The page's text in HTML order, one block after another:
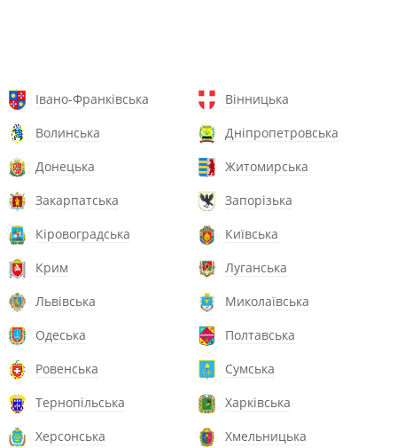
Івано-Франківська
Вінницька
Волинська
Дніпропетровська
Донецька
Житомирська
Закарпатська
Запорізька
Кіровоградська
Київська
Крим
Луганська
Львівська
Миколаївська
Одеська
Полтавська
Ровенська
Сумська
Тернопільська
Харківська
Херсонська
Хмельницька